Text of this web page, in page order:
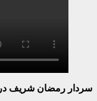
سردار رمضان شریف در